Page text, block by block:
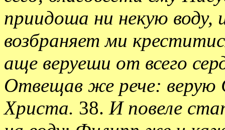
приидоша ни некую воду,
возбраняет ми
аще веруеши от всего
Отвещав же рече:
Христа. 38. И повеле